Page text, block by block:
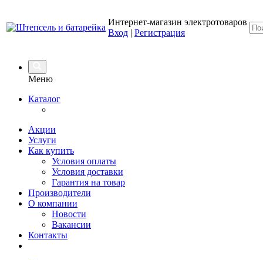
Интернет-магазин электротоваров
Вход | Регистрация
Меню
Каталог
Акции
Услуги
Как купить
Условия оплаты
Условия доставки
Гарантия на товар
Производители
О компании
Новости
Вакансии
Контакты